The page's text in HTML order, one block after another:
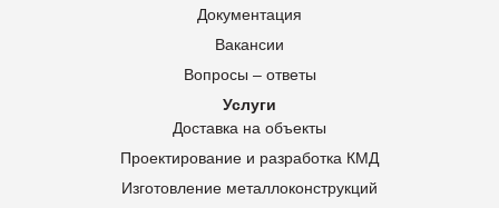
Документация
Вакансии
Вопросы – ответы
Услуги
Доставка на объекты
Проектирование и разработка КМД
Изготовление металлоконструкций